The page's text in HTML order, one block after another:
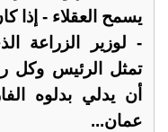
يسمح العقلاء - إذا
- لوزير الزراعة
تمثل الرئيس وكل
أن يدلي بدلوه
عمان...